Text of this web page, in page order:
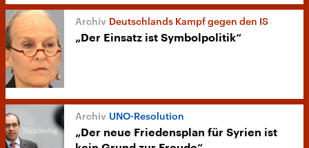
Deutschlands Kampf gegen den IS
„Der Einsatz ist Symbolpolitik“
UNO-Resolution
„Der neue Friedensplan für Syrien ist